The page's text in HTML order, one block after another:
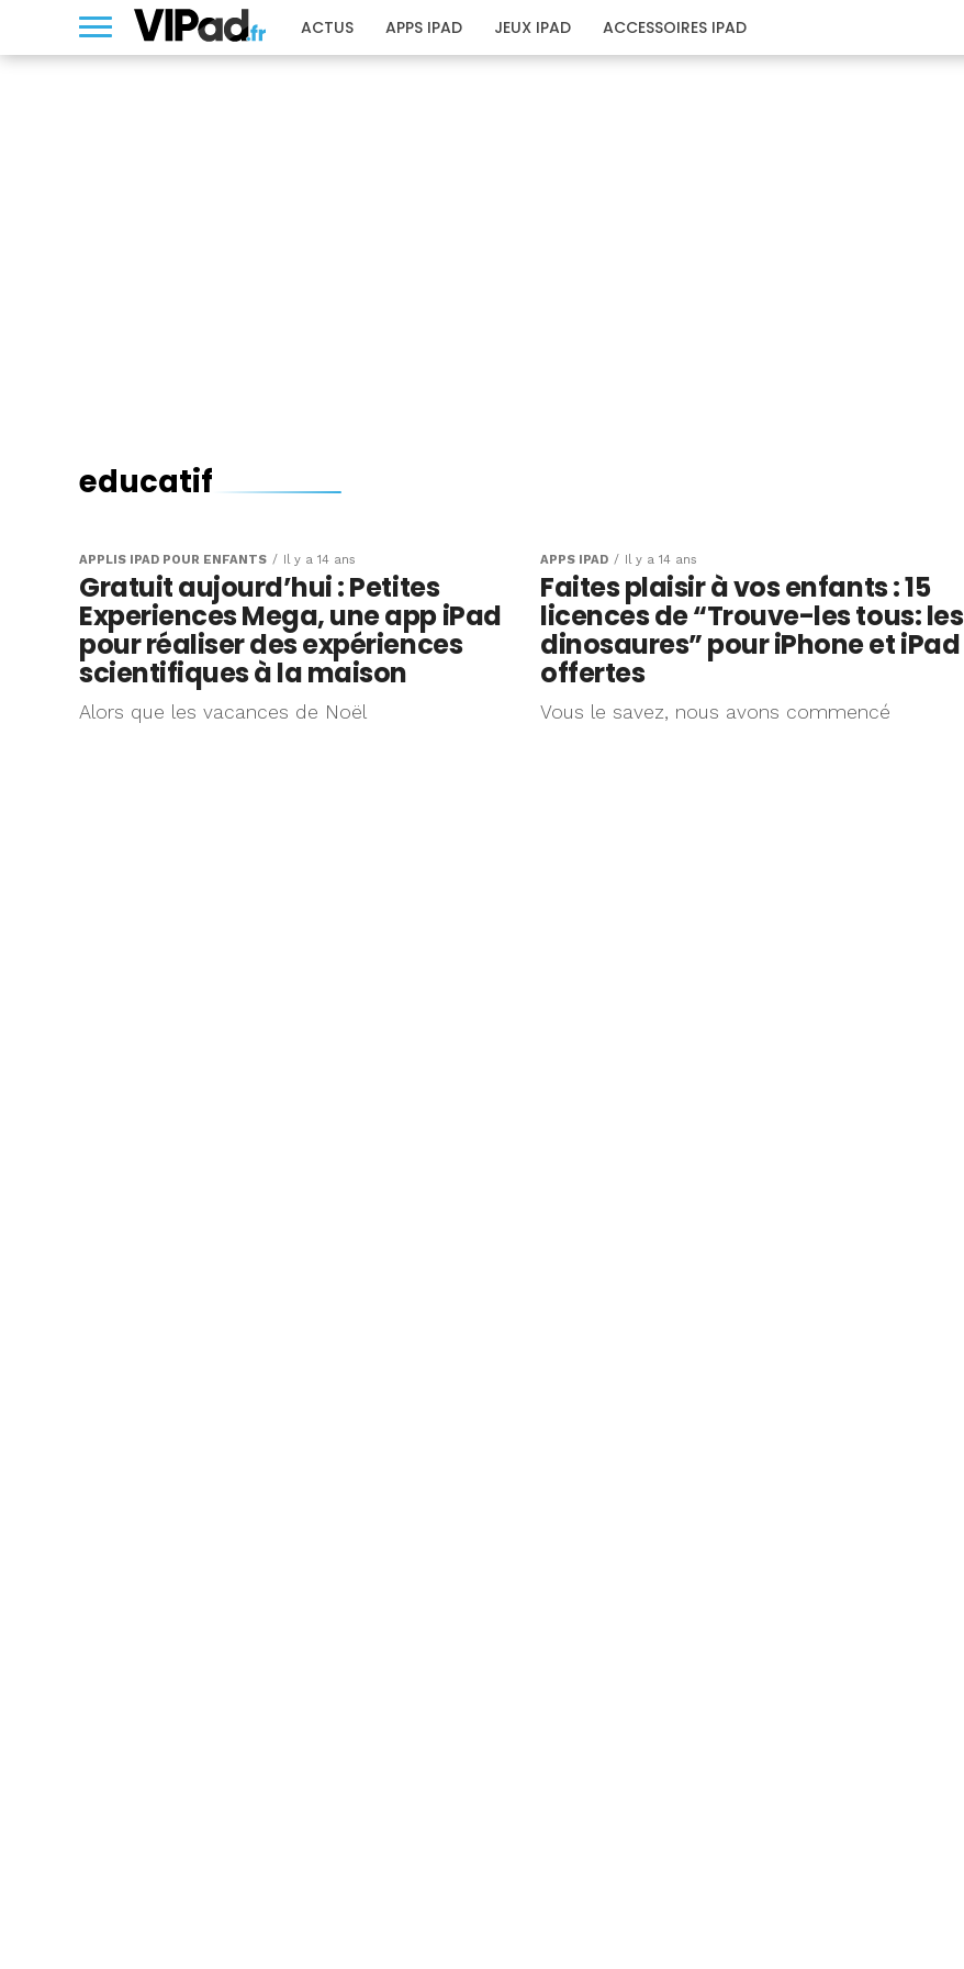
ACTUS APPS IPAD JEUX IPAD ACCESSOIRES IPAD
EDUCATIF
Experiences Mega, une app
iPad pour réaliser des
expériences scientifiques à
la maison (vidéo)
educatif
APPLIS IPAD POUR ENFANTS Il y a 14 ans
Gratuit aujourd’hui : Petites
Experiences Mega, une app iPad
pour réaliser des expériences
scientifiques à la maison
Alors que les vacances de Noël
APPS IPAD Il y a 14 ans
Faites plaisir à vos enfants : 15
licences de “Trouve-les tous: les
dinosaures” pour iPhone et iPad
offertes
Vous le savez, nous avons commencé